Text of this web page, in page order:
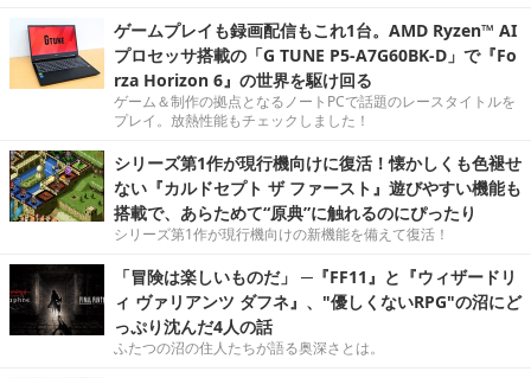
ゲームプレイも録画配信もこれ1台。AMD Ryzen™ AI
プロセッサ搭載の「G TUNE P5-A7G60BK-D」で『Fo
rza Horizon 6』の世界を駆け回る
ゲーム＆制作の拠点となるノートPCで話題のレースタイトルを
プレイ。放熱性能もチェックしました！
シリーズ第1作が現行機向けに復活！懐かしくも色褪せ
ない『カルドセプト ザ ファースト』遊びやすい機能も
搭載で、あらためて“原典”に触れるのにぴったり
シリーズ第1作が現行機向けの新機能を備えて復活！
「冒険は楽しいものだ」 ─『FF11』と『ウィザードリ
ィ ヴァリアンツ ダフネ』、"優しくないRPG"の沼にど
っぷり沈んだ4人の話
ふたつの沼の住人たちが語る奥深さとは。